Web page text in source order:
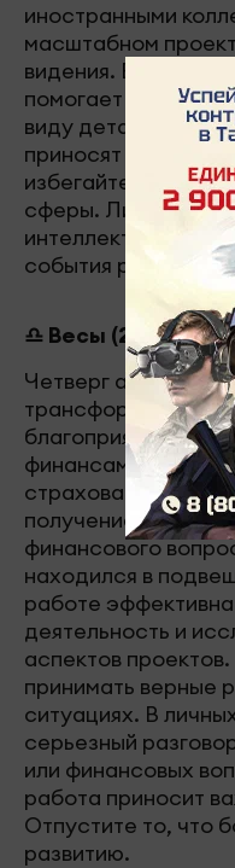
иностранными
масштабном
видения. Ваша
помогает увидеть
виду детали.
приносят
избегайте
сферы. Личные
интеллектуальным
события
♎ Весы (23
Четверг
благоприятен для
финансами,
страхования или
получение долга
финансового
находился в
работе
деятельность и
аспектов
принимать верные
ситуациях. В
серьезный
или финансовых
работа приносит
Отпустите то, что
развитию.